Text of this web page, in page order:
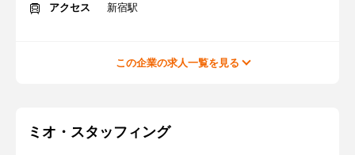
アクセス
新宿駅
この企業の求人一覧を見る
ミオ・スタッフィング